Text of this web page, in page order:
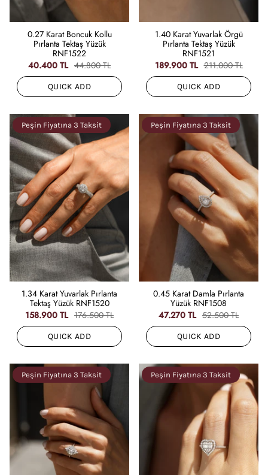
0.27 Karat Boncuk Kollu
Pırlanta Tektaş Yüzük
RNF1522
40.400 TL 44.800 TL
QUICK ADD
1.40 Karat Yuvarlak Örgü
Pırlanta Tektaş Yüzük
RNF1521
189.900 TL 211.000 TL
QUICK ADD
Peşin Fiyatına 3 Taksit
1.34 Karat Yuvarlak Pırlanta
Tektaş Yüzük RNF1520
158.900 TL 176.500 TL
QUICK ADD
Peşin Fiyatına 3 Taksit
0.45 Karat Damla Pırlanta
Yüzük RNF1508
47.270 TL 52.500 TL
QUICK ADD
Peşin Fiyatına 3 Taksit Peşin Fiyatına 3 Taksit